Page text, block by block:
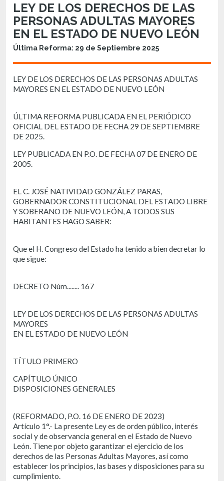
LEY DE LOS DERECHOS DE LAS
PERSONAS ADULTAS MAYORES
EN EL ESTADO DE NUEVO LEÓN
Última Reforma: 29 de Septiembre 2025
LEY DE LOS DERECHOS DE LAS PERSONAS ADULTAS
MAYORES EN EL ESTADO DE NUEVO LEÓN
ÚLTIMA REFORMA PUBLICADA EN EL PERIÓDICO
OFICIAL DEL ESTADO DE FECHA 29 DE SEPTIEMBRE
DE 2025.
LEY PUBLICADA EN P.O. DE FECHA 07 DE ENERO DE
2005.
EL C. JOSÉ NATIVIDAD GONZÁLEZ PARAS,
GOBERNADOR CONSTITUCIONAL DEL ESTADO LIBRE
Y SOBERANO DE NUEVO LEÓN, A TODOS SUS
HABITANTES HAGO SABER:
Que el H. Congreso del Estado ha tenido a bien decretar lo
que sigue:
DECRETO Núm........ 167
LEY DE LOS DERECHOS DE LAS PERSONAS ADULTAS
MAYORES
EN EL ESTADO DE NUEVO LEÓN
TÍTULO PRIMERO
CAPÍTULO ÚNICO
DISPOSICIONES GENERALES
(REFORMADO, P.O. 16 DE ENERO DE 2023)
Artículo 1°.- La presente Ley es de orden público, interés
social y de observancia general en el Estado de Nuevo
León. Tiene por objeto garantizar el ejercicio de los
derechos de las Personas Adultas Mayores, así como
establecer los principios, las bases y disposiciones para su
cumplimiento.